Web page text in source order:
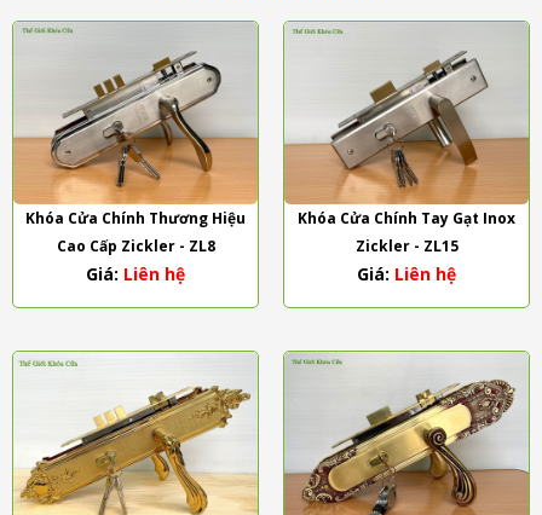
Khóa Cửa Chính Thương Hiệu
Cao Cấp Zickler - ZL8
Giá: Liên hệ
Khóa Cửa Chính Tay Gạt Inox
Zickler - ZL15
Giá: Liên hệ